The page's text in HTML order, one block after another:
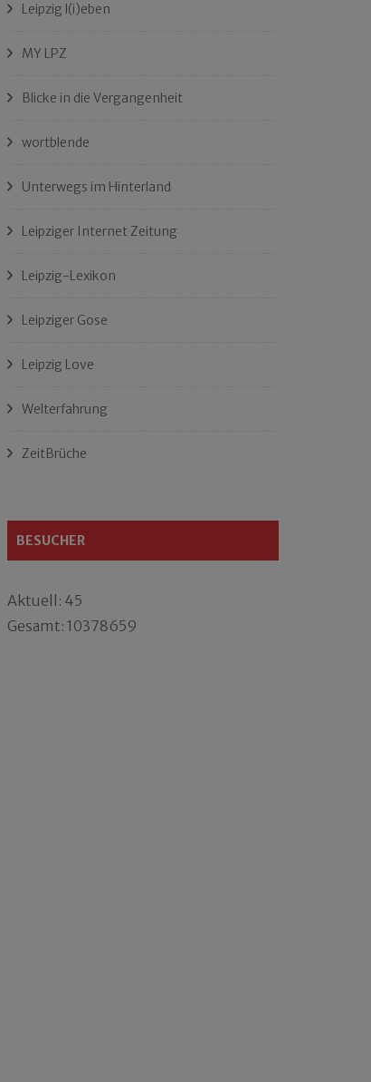
Leipzig l(i)eben
MY LPZ
Blicke in die Vergangenheit
wortblende
Unterwegs im Hinterland
Leipziger Internet Zeitung
Leipzig-Lexikon
Leipziger Gose
Leipzig Love
Welterfahrung
ZeitBrüche
BESUCHER
Aktuell: 45
Gesamt: 10378659